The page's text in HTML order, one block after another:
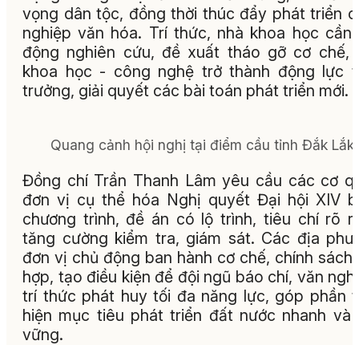
vọng dân tộc, đồng thời thúc đẩy phát triển
nghiệp văn hóa. Trí thức, nhà khoa học cần
động nghiên cứu, đề xuất tháo gỡ cơ chế,
khoa học - công nghệ trở thành động lực
trưởng, giải quyết các bài toán phát triển mới.
Quang cảnh hội nghị tại điểm cầu tỉnh Đắk Lắk.
Đồng chí Trần Thanh Lâm yêu cầu các cơ
đơn vị cụ thể hóa Nghị quyết Đại hội XIV
chương trình, đề án có lộ trình, tiêu chí rõ
tăng cường kiểm tra, giám sát. Các địa
đơn vị chủ động ban hành cơ chế, chính sách
hợp, tạo điều kiện để đội ngũ báo chí, văn
trí thức phát huy tối đa năng lực, góp phần
hiện mục tiêu phát triển đất nước nhanh và
vững.